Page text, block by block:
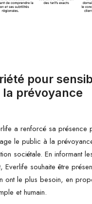
pour
prévoyance
a renforcé sa présence
le public à la
sociétale. En informant
Everlife souhaite être
ont le plus besoin, en
et humain.